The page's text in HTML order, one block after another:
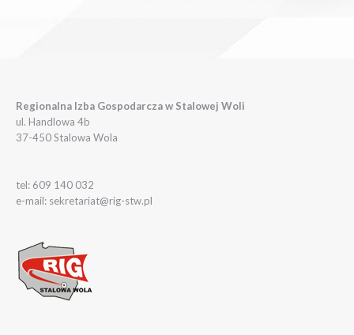
Regionalna Izba Gospodarcza w Stalowej Woli
ul. Handlowa 4b
37-450 Stalowa Wola
tel: 609 140 032
e-mail: sekretariat@rig-stw.pl